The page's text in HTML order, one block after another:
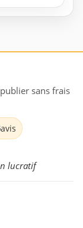
sans frais
avis
lucratif